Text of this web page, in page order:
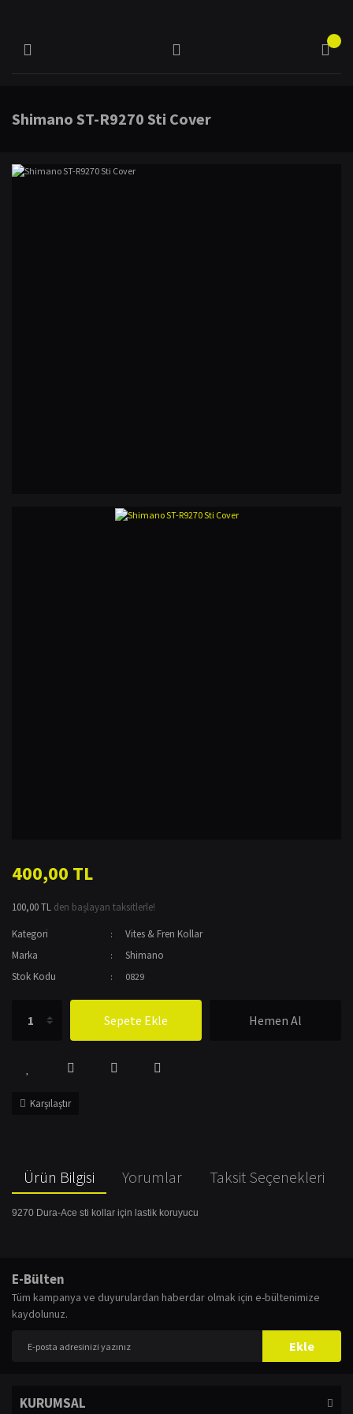
Shimano ST-R9270 Sti Cover
400,00 TL
100,00 TL den başlayan taksitlerle!
Kategori
Vites & Fren Kollar
Marka
Shimano
Stok Kodu
0829
Sepete Ekle Hemen Al
Karşılaştır
Ürün Bilgisi Yorumlar Taksit Seçenekleri
9270 Dura-Ace sti kollar için lastik koruyucu
iletebilirsiniz.
Görüş ve önerileriniz için teşekkür ederiz.
Ürün fiyatı diğer sitelerden daha pahalı.
E-Bülten
Tüm kampanya ve duyurulardan haberdar olmak için e-bültenimize
kaydolunuz.
Ekle
KURUMSAL